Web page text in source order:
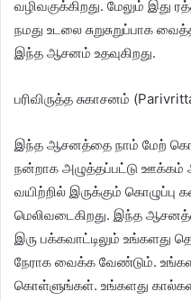
வழிவகுக்கிறது. மேலும் இது
நமது உடலை சுறுசுறுப்பாக
இந்த ஆசனம் உதவுகிறது.
பரிவிருத்த சுகாசனம்
இந்த ஆசனத்தை நாம் மேற்
நன்றாக அழுத்தப்பட்டு ஊக்கம்
வயிற்றில் இருக்கும் கொழுப்பு
மெலிவடைகிறது. இந்த
இரு பக்கவாட்டிலும் உங்களது
நேராக வைக்க வேண்டும்.
கொள்ளுங்கள். உங்களது